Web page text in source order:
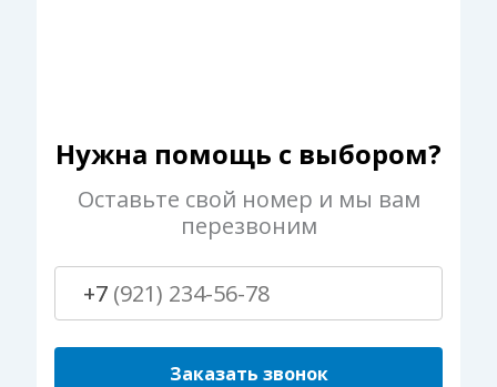
Нужна помощь с выбором?
Оставьте свой номер и мы вам
перезвоним
+7
Заказать звонок